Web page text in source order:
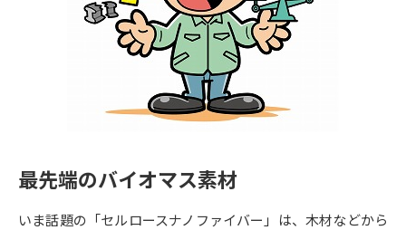
留学・進学関連、塾・予備校
大学入学共通テスト「受験案
内」の請求
高等学校卒業程度認定試験
高等学校（情報）教員資格認定
最先端のバイオマス素材
いま話題の「セルロースナノファイバー」は、木材などから